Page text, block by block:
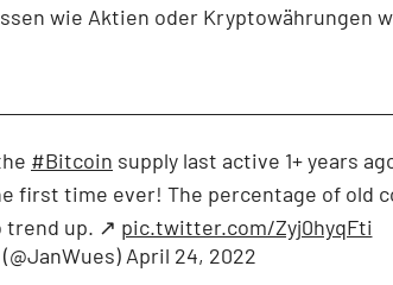
wie Aktien oder Kryptowährungen
#Bitcoin supply last active 1+ years
first time ever! The percentage of old
trend up. ↗️ pic.twitter.com/Zyj0hyqFti
April 24, 2022